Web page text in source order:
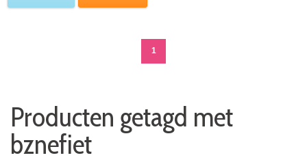
1
Producten getagd met
bznefiet